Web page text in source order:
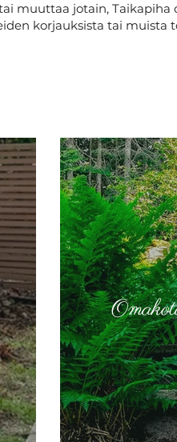
muuttaa jotain,
korjauksista tai muista